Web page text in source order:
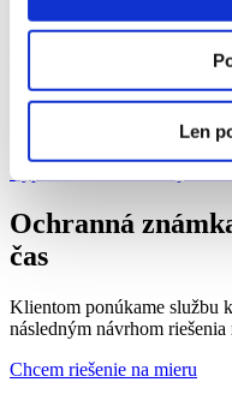
Len
Nezáväzná
Vyplňte nezáväznú
ochrannej známky pre svoju
Vyplňte nezáväznú
Ochranná
čas
Klientom ponúkame službu
následným návrhom riešenia
Chcem riešenie na mieru